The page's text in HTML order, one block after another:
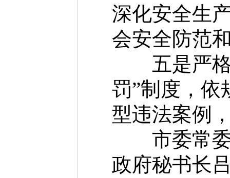
深化安全生
会安全防范
五是严格
罚”制度，依
型违法案例
市委常委
政府秘书长